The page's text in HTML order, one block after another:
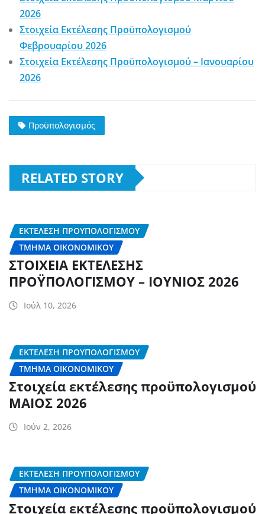
2026
Στοιχεία Εκτέλεσης Προϋπολογισμού
Φεβρουαρίου 2026
Στοιχεία Εκτέλεσης Προϋπολογισμού – Ιανουαρίου
2026
Προϋπολογισμός
RELATED STORY
ΕΚΤΈΛΕΣΗ ΠΡΟΎΠΟΛΟΓΙΣΜΟΥ
ΤΜΉΜΑ ΟΙΚΟΝΟΜΙΚΟΎ
ΣΤΟΙΧΕΙΑ ΕΚΤΕΛΕΣΗΣ
ΠΡΟΫΠΟΛΟΓΙΣΜΟΥ – ΙΟΥΝΙΟΣ 2026
Ιούλ 10, 2026
ΕΚΤΈΛΕΣΗ ΠΡΟΎΠΟΛΟΓΙΣΜΟΥ
ΤΜΉΜΑ ΟΙΚΟΝΟΜΙΚΟΎ
Στοιχεία εκτέλεσης προϋπολογισμού
ΜΑΙΟΣ 2026
Ιούν 2, 2026
ΕΚΤΈΛΕΣΗ ΠΡΟΎΠΟΛΟΓΙΣΜΟΥ
ΤΜΉΜΑ ΟΙΚΟΝΟΜΙΚΟΎ
Στοιχεία εκτέλεσης προϋπολογισμού